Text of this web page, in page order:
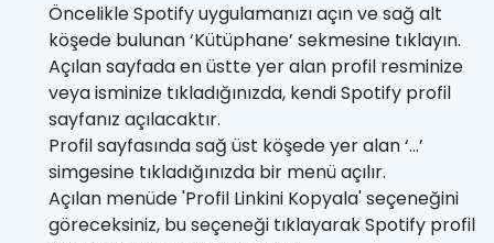
Öncelikle Spotify uygulamanızı açın ve sağ alt
köşede bulunan ‘Kütüphane’ sekmesine tıklayın.
Açılan sayfada en üstte yer alan profil resminize
veya isminize tıkladığınızda, kendi Spotify profil
sayfanız açılacaktır.
Profil sayfasında sağ üst köşede yer alan ‘…’
simgesine tıkladığınızda bir menü açılır.
Açılan menüde 'Profil Linkini Kopyala' seçeneğini
göreceksiniz, bu seçeneği tıklayarak Spotify profil